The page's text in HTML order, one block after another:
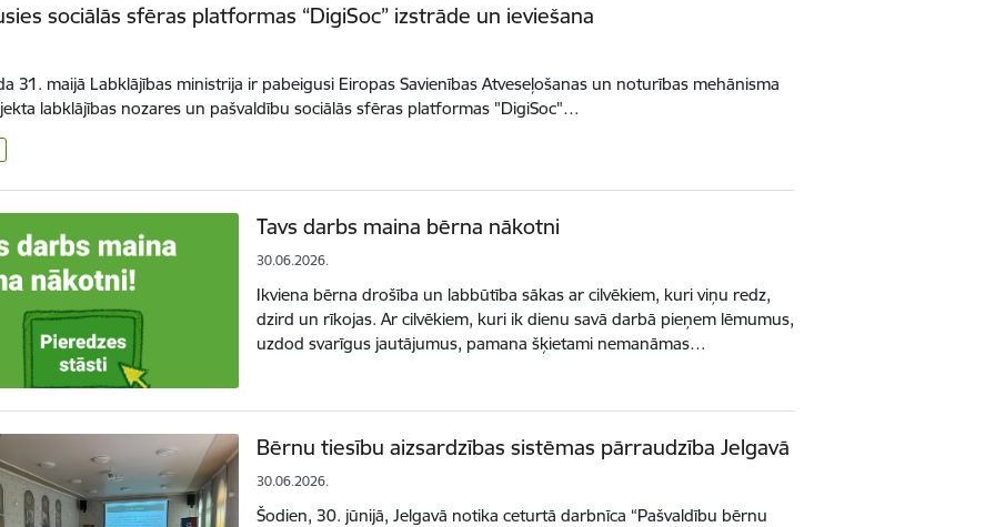
sociālās sfēras platformas “DigiSoc” izstrāde un ieviešana
31. maijā Labklājības ministrija ir pabeigusi Eiropas Savienības Atveseļošanas un noturības mehānisma
labklājības nozares un pašvaldību sociālās sfēras platformas "DigiSoc"…
Tavs darbs maina bērna nākotni
30.06.2026.
Ikviena bērna drošība un labbūtība sākas ar cilvēkiem, kuri viņu redz,
dzird un rīkojas. Ar cilvēkiem, kuri ik dienu savā darbā pieņem lēmumus,
uzdod svarīgus jautājumus, pamana šķietami nemanāmas…
Bērnu tiesību aizsardzības sistēmas pārraudzība Jelgavā
30.06.2026.
Šodien, 30. jūnijā, Jelgavā notika ceturtā darbnīca “Pašvaldību bērnu